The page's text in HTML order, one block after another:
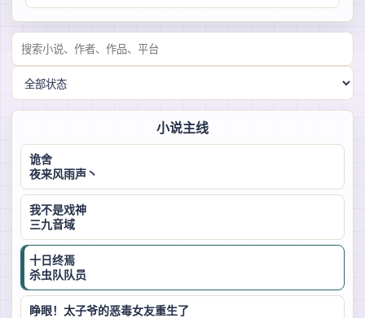
小说主线
诡舍
夜来风雨声丶
我不是戏神
三九音域
十日终焉
杀虫队队员
睁眼！太子爷的恶毒女友重生了